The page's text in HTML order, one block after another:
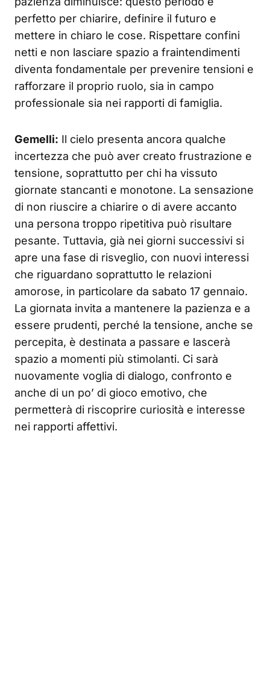
perfetto per chiarire, definire il futuro e
mettere in chiaro le cose. Rispettare confini
netti e non lasciare spazio a fraintendimenti
diventa fondamentale per prevenire tensioni e
rafforzare il proprio ruolo, sia in campo
professionale sia nei rapporti di famiglia.
Gemelli: Il cielo presenta ancora qualche
incertezza che può aver creato frustrazione e
tensione, soprattutto per chi ha vissuto
giornate stancanti e monotone. La sensazione
di non riuscire a chiarire o di avere accanto
una persona troppo ripetitiva può risultare
pesante. Tuttavia, già nei giorni successivi si
apre una fase di risveglio, con nuovi interessi
che riguardano soprattutto le relazioni
amorose, in particolare da sabato 17 gennaio.
La giornata invita a mantenere la pazienza e a
essere prudenti, perché la tensione, anche se
percepita, è destinata a passare e lascerà
spazio a momenti più stimolanti. Ci sarà
nuovamente voglia di dialogo, confronto e
anche di un po’ di gioco emotivo, che
permetterà di riscoprire curiosità e interesse
nei rapporti affettivi.